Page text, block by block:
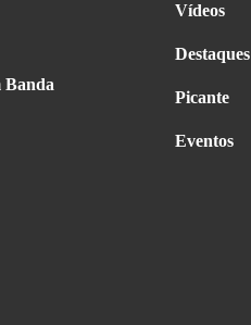
Vídeos
Destaques
Picante
Eventos